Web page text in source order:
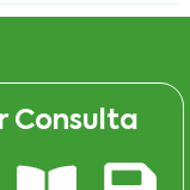
Consulta